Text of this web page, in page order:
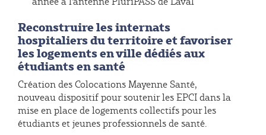
Reconstruire les internats
hospitaliers du territoire et favoriser
les logements en ville dédiés aux
étudiants en santé
Création des Colocations Mayenne Santé,
nouveau dispositif pour soutenir les EPCI dans la
mise en place de logements collectifs pour les
étudiants et jeunes professionnels de santé.